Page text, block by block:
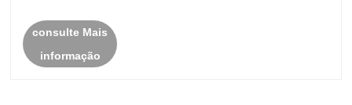
especialmente projetados para aplicações ao ar ......
consulte Mais
informação